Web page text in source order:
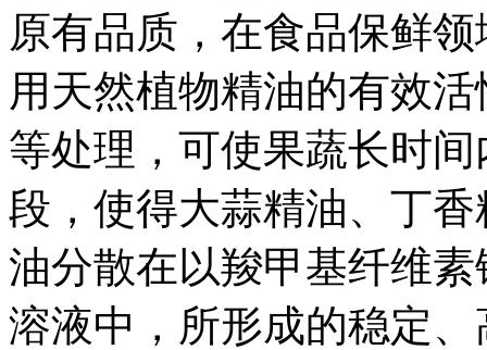
原有品质，在食品保鲜
用天然植物精油的有效
等处理，可使果蔬长时
段，使得大蒜精油、丁
油分散在以羧甲基纤维
溶液中，所形成的稳定